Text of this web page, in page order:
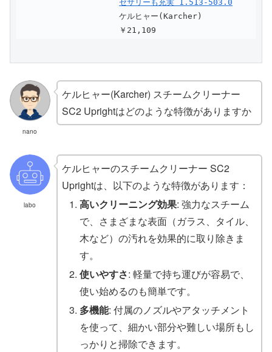
セサリーも充実 1.513-503.0
ケルヒャー(Karcher)
￥21,109
nano
ケルヒャー(Karcher) スチームクリーナー
SC2 Uprightはどのような特徴がありますか
labo
ケルヒャーのスチームクリーナー SC2
Uprightは、以下のような特徴があります：
高いクリーニング効果: 強力なスチーム
で、さまざまな表面（ガラス、タイル、
木など）の汚れを効果的に取り除きま
す。
使いやすさ: 軽量で持ち運びが容易で、
使い始めるのも簡単です。
多機能: 付属のノズルやアタッチメント
を使って、細かい部分や難しい場所もし
っかりと掃除できます。